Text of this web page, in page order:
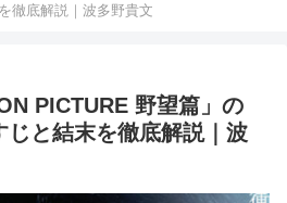
徹底解説｜波多野貴文
PICTURE 野望篇」の
じと結末を徹底解説｜波